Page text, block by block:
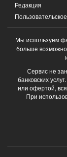
Редакция
Мы используем
больше
Сервис не
банковских
или офертой,
При